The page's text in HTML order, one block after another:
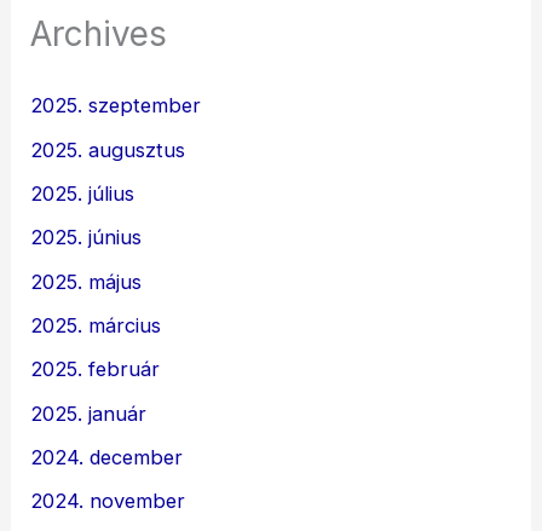
Archives
2025. szeptember
2025. augusztus
2025. július
2025. június
2025. május
2025. március
2025. február
2025. január
2024. december
2024. november